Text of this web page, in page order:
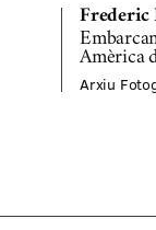
Frederic
Amèrica
Arxiu